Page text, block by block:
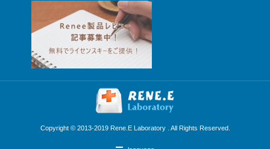
Copyright © 2013-2019 Rene.E Laboratory . All Rights Reserved.